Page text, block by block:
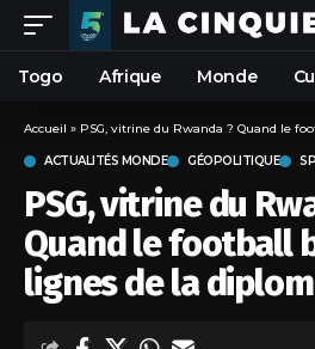
Togo Afrique Monde
Accueil » PSG, vitrine du Rwanda ? Quand le
ACTUALITÉS MONDE GÉOPOLITIQUE
PSG, vitrine du
Quand le football
lignes de la